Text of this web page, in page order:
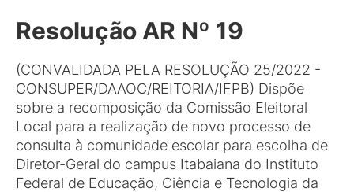
Resolução AR Nº 19
(CONVALIDADA PELA RESOLUÇÃO 25/2022 -
CONSUPER/DAAOC/REITORIA/IFPB) Dispõe
sobre a recomposição da Comissão Eleitoral
Local para a realização de novo processo de
consulta à comunidade escolar para escolha de
Diretor-Geral do campus Itabaiana do Instituto
Federal de Educação, Ciência e Tecnologia da